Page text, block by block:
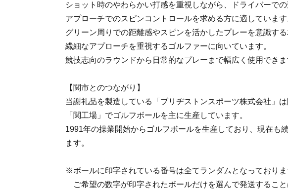
ショット時のやわらかい打感を重視しながら、ドライバーでの
アプローチでのスピンコントロールを求める方に適しています
グリーン周りでの距離感やスピンを活かしたプレーを意識する
繊細なアプローチを重視するゴルファーに向いています。
競技志向のラウンドから日常的なプレーまで幅広く使用できま
【関市とのつながり】
当謝礼品を製造している「ブリヂストンスポーツ株式会社」
「関工場」でゴルフボールを主に生産しています。
1991年の操業開始からゴルフボールを生産しており、現在も
ます。
※ボールに印字されている番号は全てランダムとなっておりま
ご希望の数字が印字されたボールだけを選んで発送するこ